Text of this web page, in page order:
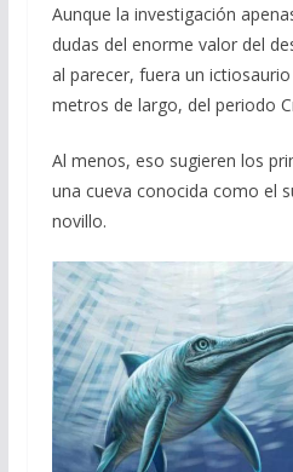
Aunque la investigación
dudas del enorme valor del
al parecer, fuera un
metros de largo, del periodo
Al menos, eso sugieren los
una cueva conocida como el
novillo.